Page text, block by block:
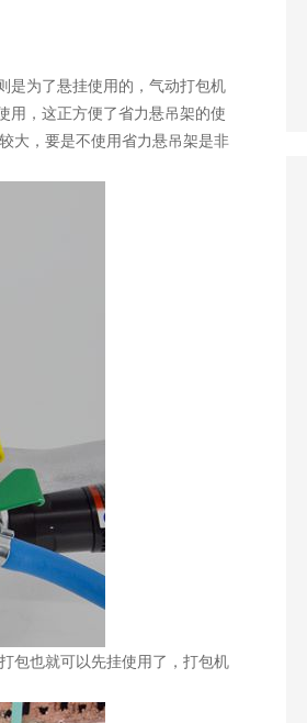
是为了悬挂使用的，气动打包机
用，这正方便了省力悬吊架的使
大，要是不使用省力悬吊架是非
包也就可以先挂使用了，打包机